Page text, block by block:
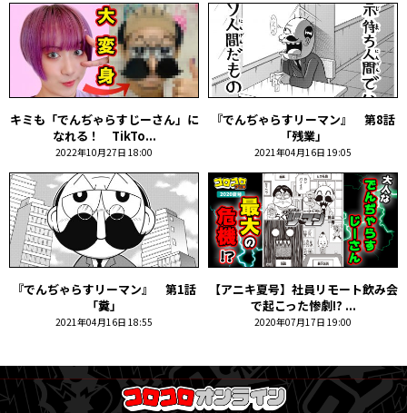
キミも「でんぢゃらすじーさん」に
なれる！ TikTo...
2022年10月27日 18:00
『でんぢゃらすリーマン』 第8話
「残業」
2021年04月16日 19:05
『でんぢゃらすリーマン』 第1話
「糞」
2021年04月16日 18:55
【アニキ夏号】社員リモート飲み会
で起こった惨劇!? ...
2020年07月17日 19:00